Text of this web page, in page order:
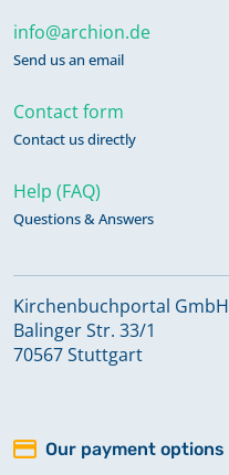
info@archion.de
Send us an email
Contact form
Contact us directly
Help (FAQ)
Questions & Answers
Kirchenbuchportal GmbH
Balinger Str. 33/1
70567 Stuttgart
Our payment options